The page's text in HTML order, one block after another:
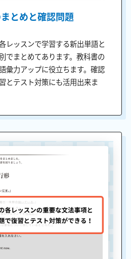
とめと確認問題
レッスンで学習する新出単語と
でまとめてあります。教科書の
彙力アップに役立ちます。確認
とテスト対策にも活用出来ま